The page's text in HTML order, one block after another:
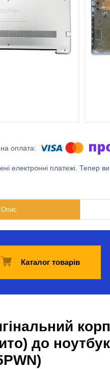
електронні платежі. Тепер
Опис
Каталог товарів
до